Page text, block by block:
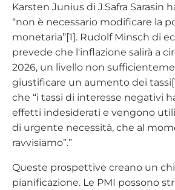
Karsten Junius di J.Safra Sarasin
“non è necessario modificare la
monetaria”[1]. Rudolf Minsch di
prevede che l'inflazione salirà a
2026, un livello non
giustificare un aumento dei
che “i tassi di interesse negativi
effetti indesiderati e vengono
di urgente necessità, che al
ravvisiamo”.”
Queste prospettive creano un
pianificazione. Le PMI possono